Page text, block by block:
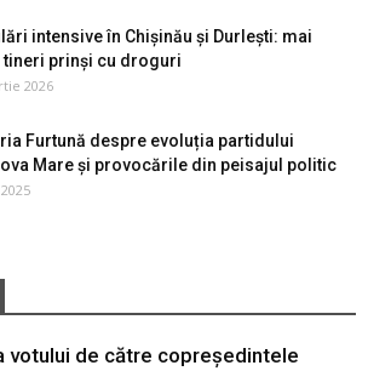
intensive în Chișinău și Durlești: mai
tineri prinși cu droguri
2026
Furtună despre evoluția partidului
Mare și provocările din peisajul politic
votului de către copreședintele